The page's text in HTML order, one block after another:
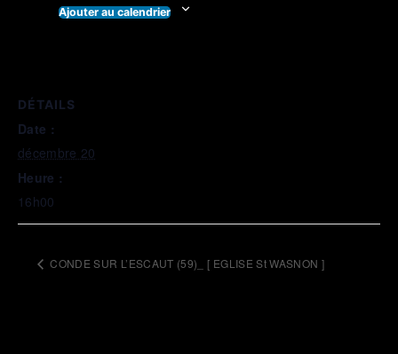
Ajouter au calendrier
DÉTAILS
Date :
décembre 20
Heure :
16h00
CONDE SUR L’ESCAUT (59)_ [ EGLISE St WASNON ]